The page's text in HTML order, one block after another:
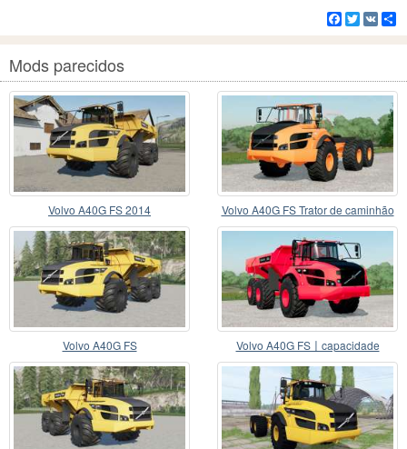
Facebook
Twitter
VK
Mods parecidos
Volvo A40G FS 2014 Volvo A40G FS Trator de caminhão
Volvo A40G FS Volvo A40G FS〡capacidade